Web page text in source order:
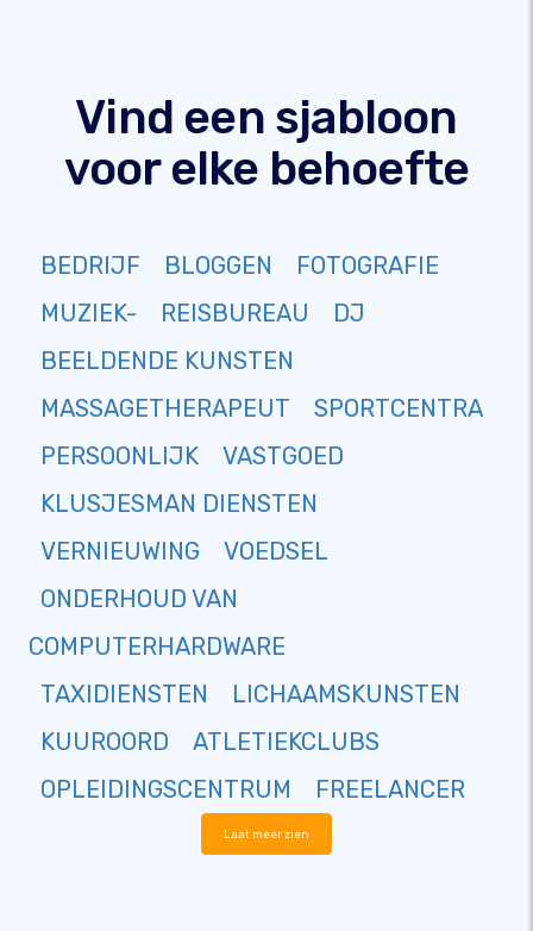
Vind een sjabloon
voor elke behoefte
BEDRIJF BLOGGEN
FOTOGRAFIE
MUZIEK-
REISBUREAU
DJ
BEELDENDE KUNSTEN
MASSAGETHERAPEUT
SPORTCENTRA
PERSOONLIJK
VASTGOED
KLUSJESMAN DIENSTEN
VERNIEUWING
VOEDSEL
ONDERHOUD VAN
COMPUTERHARDWARE
TAXIDIENSTEN
LICHAAMSKUNSTEN
KUUROORD
ATLETIEKCLUBS
OPLEIDINGSCENTRUM
FREELANCER
Laat meer zien